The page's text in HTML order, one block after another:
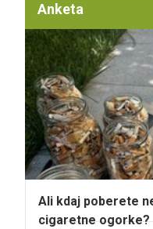
Anketa
Ali kdaj poberete
cigaretne ogorke?